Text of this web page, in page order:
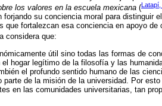
los valores en la escuela mexicana (Latapí,
su conciencia moral para distinguir
fortalezcan esa conciencia en apoyo de
considera que:
útil sino todas las formas de
hogar legítimo de la filosofía y las
el profundo sentido humano de las
de la misión de la universidad. Por esto
en las comunidades universitarias, tan